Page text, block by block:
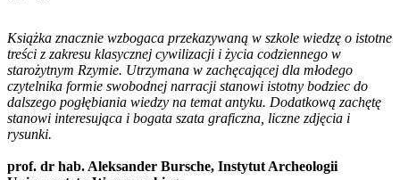
Książka znacznie wzbogaca przekazywaną w szkole wiedzę o istotne
treści z zakresu klasycznej cywilizacji i życia codziennego w
starożytnym Rzymie. Utrzymana w zachęcającej dla młodego
czytelnika formie swobodnej narracji stanowi istotny bodziec do
dalszego pogłębiania wiedzy na temat antyku. Dodatkową zachętę
stanowi interesująca i bogata szata graficzna, liczne zdjęcia i
rysunki.
prof. dr hab. Aleksander Bursche, Instytut Archeologii